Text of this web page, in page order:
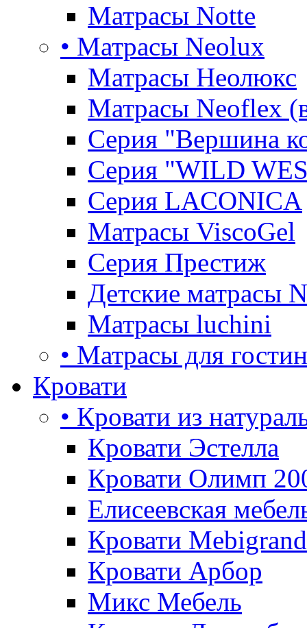
Матрасы Notte
• Матрасы Neolux
Матрасы Неолюкс
Матрасы Neoflex
Серия "Вершина
Серия "WILD
Серия LACONICA
Матрасы ViscoGel
Серия Престиж
Детские матрасы
Матрасы luchini
• Матрасы для
Кровати
• Кровати из
Кровати Эстелла
Кровати Олимп
Елисеевская
Кровати Mebigrand
Кровати Арбор
Микс Мебель